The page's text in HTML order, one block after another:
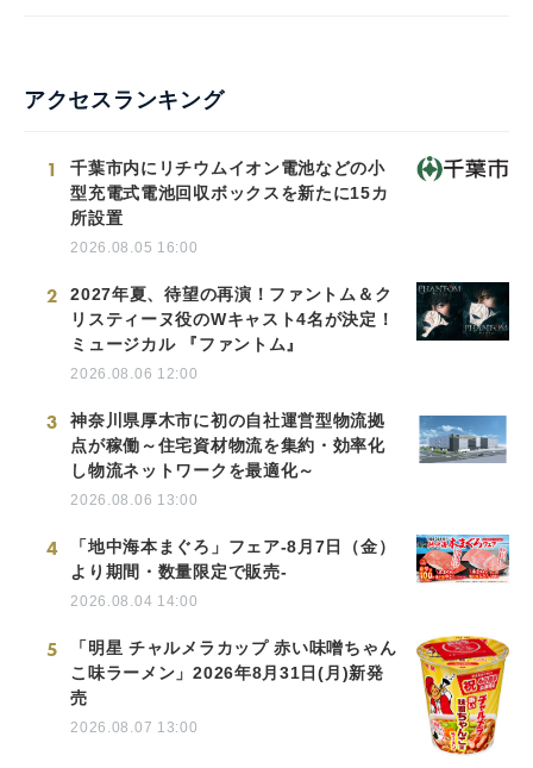
アクセスランキング
1
千葉市内にリチウムイオン電池などの小
型充電式電池回収ボックスを新たに15カ
所設置
2026.08.05 16:00
2
2027年夏、待望の再演！ファントム＆ク
リスティーヌ役のWキャスト4名が決定！
ミュージカル 『ファントム』
2026.08.06 12:00
3
神奈川県厚木市に初の自社運営型物流拠
点が稼働～住宅資材物流を集約・効率化
し物流ネットワークを最適化～
2026.08.06 13:00
4
「地中海本まぐろ」フェア-8月7日（金）
より期間・数量限定で販売-
2026.08.04 14:00
5
「明星 チャルメラカップ 赤い味噌ちゃん
こ味ラーメン」2026年8月31日(月)新発
売
2026.08.07 13:00